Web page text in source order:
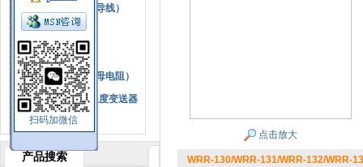
扫码加微信
热电偶补偿电缆（导线）
振动传感器
热电阻
铂热电阻元件（云母电阻）
SBW系列一体化温度变送器
双金属温度计
产品搜索
点击放大
WRR-130/WRR-131/WRR-132/WRR-